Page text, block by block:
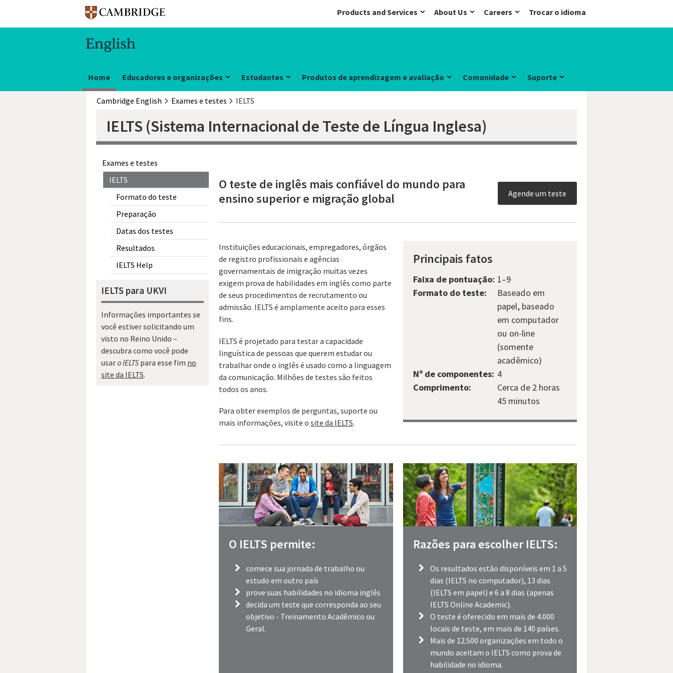
Products and Services About Us Careers Trocar o idioma
Home Educadores e organizações Estudantes Produtos de aprendizagem e avaliação Comunidade Suporte
Cambridge English Exames e testes IELTS
IELTS (Sistema Internacional de Teste de Língua Inglesa)
Exames e testes
IELTS
Formato do teste
Preparação
Datas dos testes
Resultados
IELTS Help
IELTS para UKVI
Informações importantes se
você estiver solicitando um
visto no Reino Unido –
descubra como você pode
usaro IELTS para esse fim no
site da IELTS.
O teste de inglês mais confiável do mundo para
ensino superior e migração global
Agende um teste
Instituições educacionais, empregadores, órgãos
de registro profissionais e agências
governamentais de imigração muitas vezes
exigem prova de habilidades em inglês como parte
de seus procedimentos de recrutamento ou
admissão. IELTS é amplamente aceito para esses
fins.
IELTS é projetado para testar a capacidade
linguística de pessoas que querem estudar ou
trabalhar onde o inglês é usado como a linguagem
da comunicação. Milhões de testes são feitos
todos os anos.
Para obter exemplos de perguntas, suporte ou
mais informações, visite o site da IELTS.
Principais fatos
Faixa de pontuação: 1–9
Formato do teste:
Baseado em
papel, baseado
em computador
ou on-line
(somente
acadêmico)
Nº de componentes: 4
Comprimento:
Cerca de 2 horas
45 minutos
O IELTS permite:
comece sua jornada de trabalho ou
estudo em outro país
prove suas habilidades no idioma inglês
decida um teste que corresponda ao seu
objetivo - Treinamento Acadêmico ou
Geral.
Razões para escolher IELTS:
Os resultados estão disponíveis em 1 a 5
dias (IELTS no computador), 13 dias
(IELTS em papel) e 6 a 8 dias (apenas
IELTS Online Academic).
O teste é oferecido em mais de 4.000
locais de teste, em mais de 140 países.
Mais de 12.500 organizações em todo o
mundo aceitam o IELTS como prova de
habilidade no idioma.